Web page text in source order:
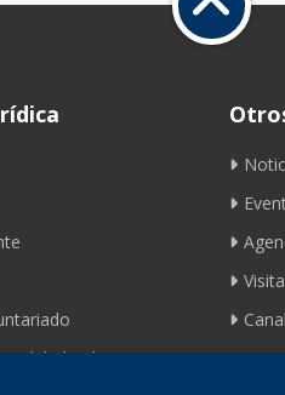
ciclista